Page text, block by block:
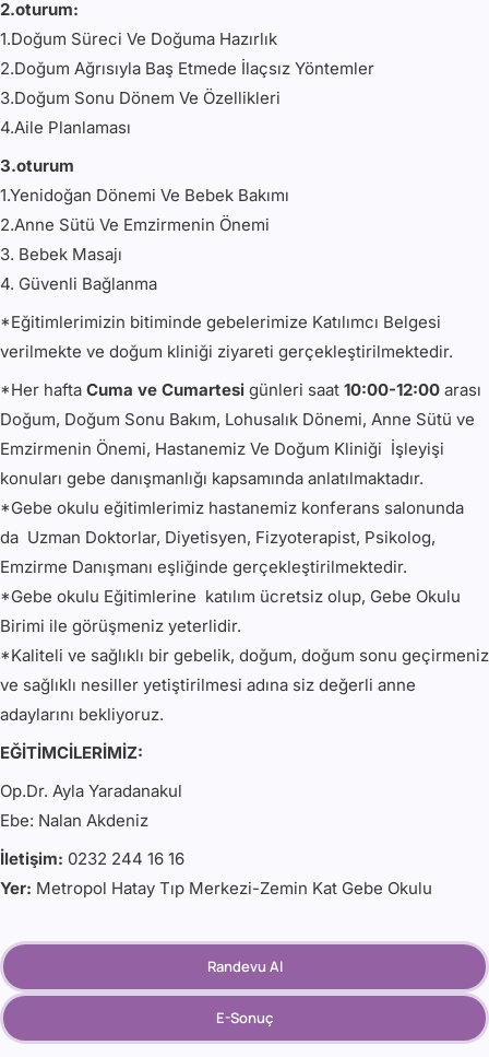
2.oturum:
1.Doğum Süreci Ve Doğuma Hazırlık
2.Doğum Ağrısıyla Baş Etmede İlaçsız Yöntemler
3.Doğum Sonu Dönem Ve Özellikleri
4.Aile Planlaması
3.oturum
1.Yenidoğan Dönemi Ve Bebek Bakımı
2.Anne Sütü Ve Emzirmenin Önemi
3. Bebek Masajı
4. Güvenli Bağlanma
*Eğitimlerimizin bitiminde gebelerimize Katılımcı Belgesi
verilmekte ve doğum kliniği ziyareti gerçekleştirilmektedir.
*Her hafta Cuma ve Cumartesi günleri saat 10:00-12:00 arası
Doğum, Doğum Sonu Bakım, Lohusalık Dönemi, Anne Sütü ve
Emzirmenin Önemi, Hastanemiz Ve Doğum Kliniği İşleyişi
konuları gebe danışmanlığı kapsamında anlatılmaktadır.
*Gebe okulu eğitimlerimiz hastanemiz konferans salonunda
da Uzman Doktorlar, Diyetisyen, Fizyoterapist, Psikolog,
Emzirme Danışmanı eşliğinde gerçekleştirilmektedir.
*Gebe okulu Eğitimlerine katılım ücretsiz olup, Gebe Okulu
Birimi ile görüşmeniz yeterlidir.
*Kaliteli ve sağlıklı bir gebelik, doğum, doğum sonu geçirmeniz
ve sağlıklı nesiller yetiştirilmesi adına siz değerli anne
adaylarını bekliyoruz.
EĞİTİMCİLERİMİZ:
Op.Dr. Ayla Yaradanakul
Ebe: Nalan Akdeniz
İletişim: 0232 244 16 16
Yer: Metropol Hatay Tıp Merkezi-Zemin Kat Gebe Okulu
Randevu Al
E-Sonuç